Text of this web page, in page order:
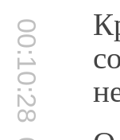
00:10:28